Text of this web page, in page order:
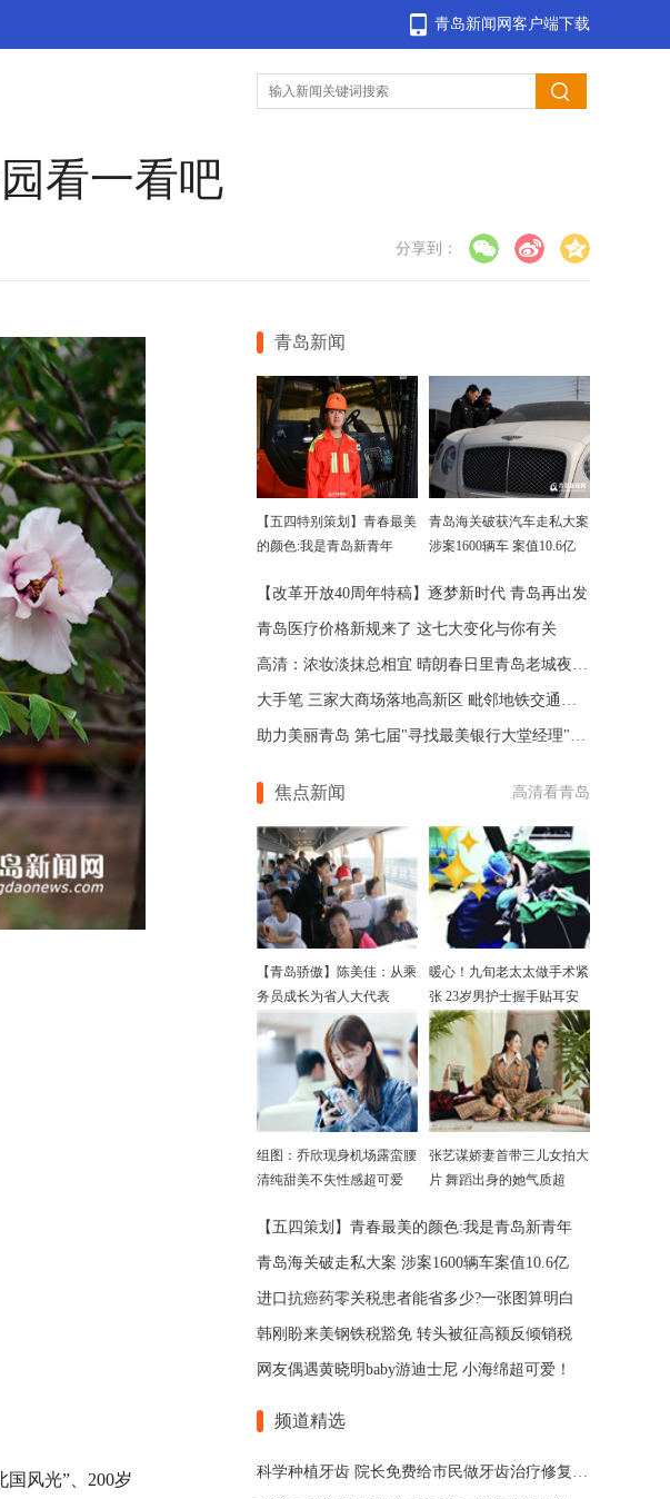
青岛新闻网客户端下载
看一看吧
分享到：
国风光”、200岁
青岛新闻
【五四特别策划】青春最美
的颜色:我是青岛新青年
青岛海关破获汽车走私大案
涉案1600辆车 案值10.6亿
【改革开放40周年特稿】逐梦新时代 青岛再出发
青岛医疗价格新规来了 这七大变化与你有关
高清：浓妆淡抹总相宜 晴朗春日里青岛老城夜色如画
大手笔 三家大商场落地高新区 毗邻地铁交通便利
助力美丽青岛 第七届"寻找最美银行大堂经理"评选来袭
焦点新闻 高清看青岛
【青岛骄傲】陈美佳：从乘
务员成长为省人大代表
暖心！九旬老太太做手术紧
张 23岁男护士握手贴耳安
慰
组图：乔欣现身机场露蛮腰
清纯甜美不失性感超可爱
张艺谋娇妻首带三儿女拍大
片 舞蹈出身的她气质超
【五四策划】青春最美的颜色:我是青岛新青年
青岛海关破走私大案 涉案1600辆车案值10.6亿
进口抗癌药零关税患者能省多少?一张图算明白
韩刚盼来美钢铁税豁免 转头被征高额反倾销税
网友偶遇黄晓明baby游迪士尼 小海绵超可爱！
频道精选
科学种植牙齿 院长免费给市民做牙齿治疗修复方案